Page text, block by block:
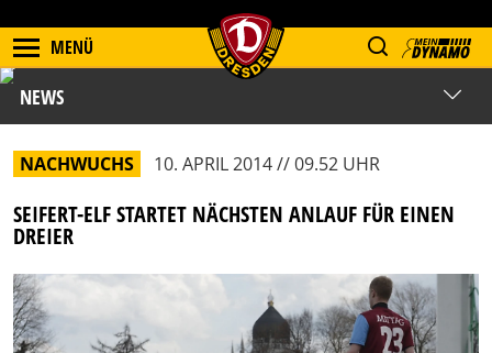
MENÜ
NEWS
NACHWUCHS 10. APRIL 2014 // 09.52 UHR
SEIFERT-ELF STARTET NÄCHSTEN ANLAUF FÜR EINEN
DREIER